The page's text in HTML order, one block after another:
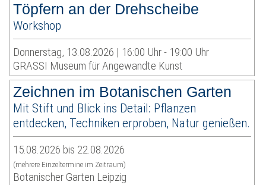
Töpfern an der Drehscheibe
Workshop
Donnerstag, 13.08.2026 | 16:00 Uhr - 19:00 Uhr
GRASSI Museum für Angewandte Kunst
Zeichnen im Botanischen Garten
Mit Stift und Blick ins Detail: Pflanzen
entdecken, Techniken erproben, Natur genießen.
15.08.2026 bis 22.08.2026
(mehrere Einzeltermine im Zeitraum)
Botanischer Garten Leipzig